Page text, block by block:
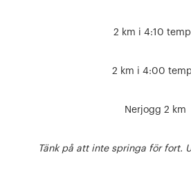
2 km i 4:10
2 km i 4:00
Nerjogg 2 km
Tänk på att inte springa för fort.